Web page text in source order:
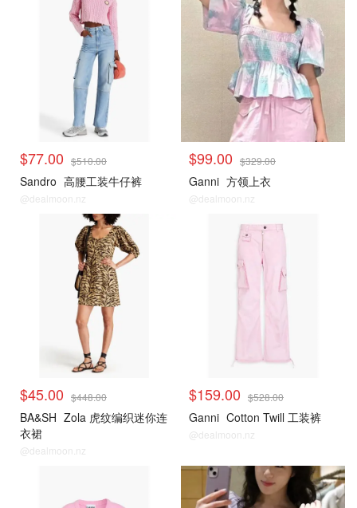
$77.00 $510.00
Sandro 高腰工装牛仔裤
@dealmoon.nz
$99.00 $329.00
Ganni 方领上衣
@dealmoon.nz
$45.00 $448.00
BA&SH Zola 虎纹编织迷你连
衣裙
@dealmoon.nz
$159.00 $528.00
Ganni Cotton Twill 工装裤
@dealmoon.nz